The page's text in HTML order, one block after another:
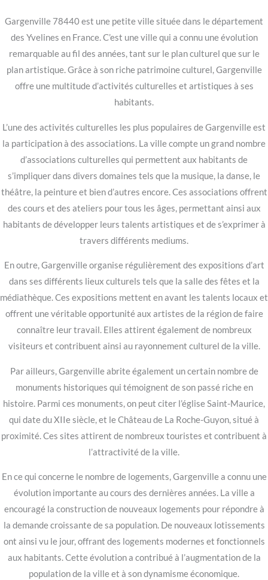
Gargenville 78440 est une petite ville située dans le département
des Yvelines en France. C’est une ville qui a connu une évolution
remarquable au fil des années, tant sur le plan culturel que sur le
plan artistique. Grâce à son riche patrimoine culturel, Gargenville
offre une multitude d’activités culturelles et artistiques à ses
habitants.
L’une des activités culturelles les plus populaires de Gargenville est
la participation à des associations. La ville compte un grand nombre
d’associations culturelles qui permettent aux habitants de
s’impliquer dans divers domaines tels que la musique, la danse, le
théâtre, la peinture et bien d’autres encore. Ces associations offrent
des cours et des ateliers pour tous les âges, permettant ainsi aux
habitants de développer leurs talents artistiques et de s’exprimer à
travers différents mediums.
En outre, Gargenville organise régulièrement des expositions d’art
dans ses différents lieux culturels tels que la salle des fêtes et la
médiathèque. Ces expositions mettent en avant les talents locaux et
offrent une véritable opportunité aux artistes de la région de faire
connaître leur travail. Elles attirent également de nombreux
visiteurs et contribuent ainsi au rayonnement culturel de la ville.
Par ailleurs, Gargenville abrite également un certain nombre de
monuments historiques qui témoignent de son passé riche en
histoire. Parmi ces monuments, on peut citer l’église Saint-Maurice,
qui date du XIIe siècle, et le Château de La Roche-Guyon, situé à
proximité. Ces sites attirent de nombreux touristes et contribuent à
l’attractivité de la ville.
En ce qui concerne le nombre de logements, Gargenville a connu une
évolution importante au cours des dernières années. La ville a
encouragé la construction de nouveaux logements pour répondre à
la demande croissante de sa population. De nouveaux lotissements
ont ainsi vu le jour, offrant des logements modernes et fonctionnels
aux habitants. Cette évolution a contribué à l’augmentation de la
population de la ville et à son dynamisme économique.